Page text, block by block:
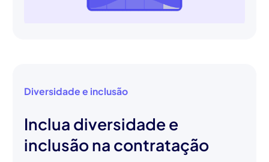
Diversidade e inclusão
Inclua diversidade e
inclusão na contratação